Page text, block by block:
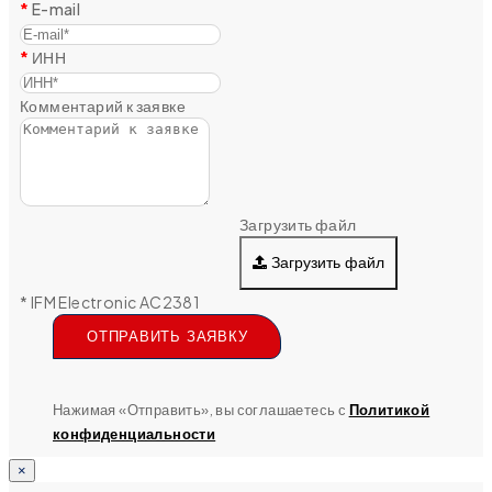
E-mail
ИНН
Комментарий к заявке
Загрузить файл
Загрузить файл
* IFM Electronic AC2381
ОТПРАВИТЬ ЗАЯВКУ
Нажимая «Отправить», вы соглашаетесь с Политикой
конфиденциальности
×